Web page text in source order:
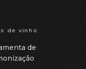
de vinho
de